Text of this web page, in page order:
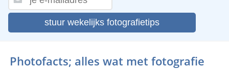
stuur wekelijks fotografietips
Photofacts; alles wat met fotografie